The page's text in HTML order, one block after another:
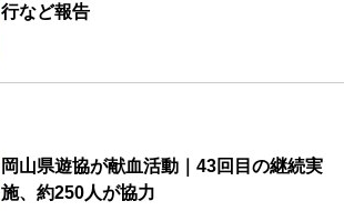
行など報告
岡山県遊協が献血活動｜43回目の継続実
施、約250人が協力